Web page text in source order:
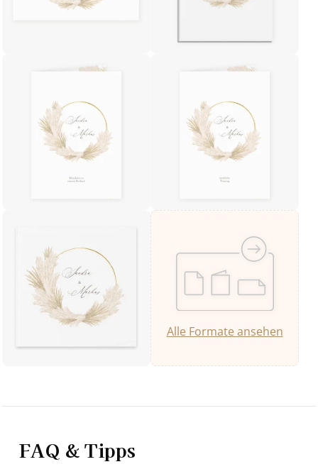
Alle Formate ansehen
FAQ & Tipps